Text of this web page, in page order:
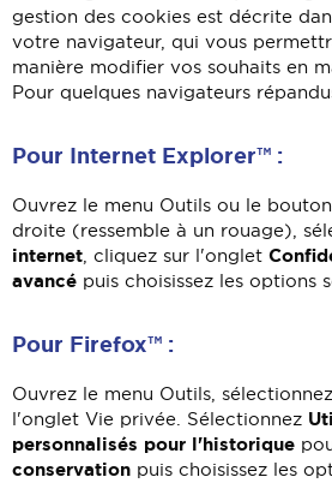
gestion des cookies est décrite
votre navigateur, qui vous
manière modifier vos souhaits en
Pour quelques navigateurs
Pour Internet Explorer™ :
Ouvrez le menu Outils ou le
droite (ressemble à un rouage),
internet, cliquez sur l'onglet
avancé puis choisissez les options
Pour Firefox™ :
Ouvrez le menu Outils,
l'onglet Vie privée. Sélectionnez
personnalisés pour l'historique
conservation puis choisissez les